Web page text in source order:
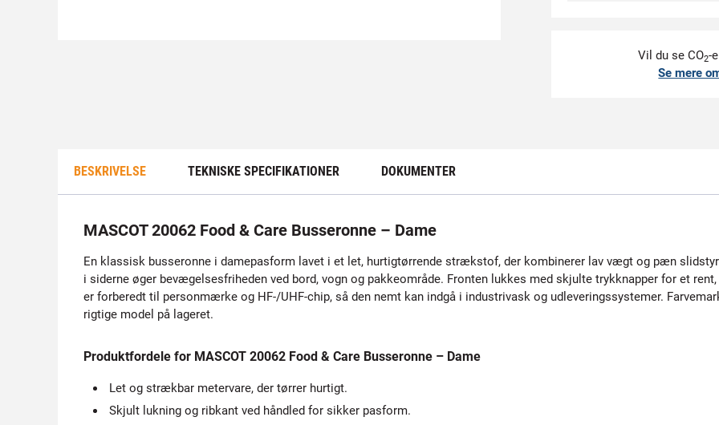
Vil du se CO2-
Se mere
BESKRIVELSE TEKNISKE SPECIFIKATIONER DOKUMENTER
MASCOT 20062 Food & Care Busseronne – Dame
En klassisk busseronne i damepasform lavet i et let, hurtigtørrende strækstof, der kombinerer lav vægt og pæn
i siderne øger bevægelsesfriheden ved bord, vogn og pakkeområde. Fronten lukkes med skjulte trykknapper for et
er forberedt til personmærke og HF-/UHF-chip, så den nemt kan indgå i industrivask og udleveringssystemer.
rigtige model på lageret.
Produktfordele for MASCOT 20062 Food & Care Busseronne – Dame
Let og strækbar metervare, der tørrer hurtigt.
Skjult lukning og ribkant ved håndled for sikker pasform.